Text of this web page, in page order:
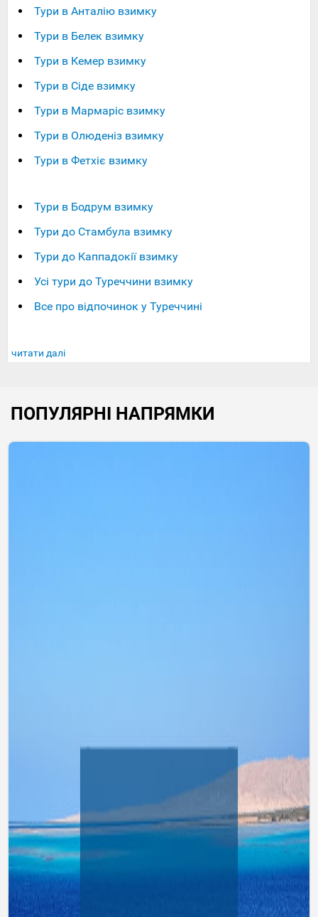
Тури в Анталію взимку
Тури в Белек взимку
Тури в Кемер взимку
Тури в Сіде взимку
Тури в Мармаріс взимку
Тури в Олюденіз взимку
Тури в Фетхіє взимку
Тури в Бодрум взимку
Тури до Стамбула взимку
Тури до Каппадокії взимку
Усі тури до Туреччини взимку
Все про відпочинок у Туреччині
читати далі
ПОПУЛЯРНІ НАПРЯМКИ